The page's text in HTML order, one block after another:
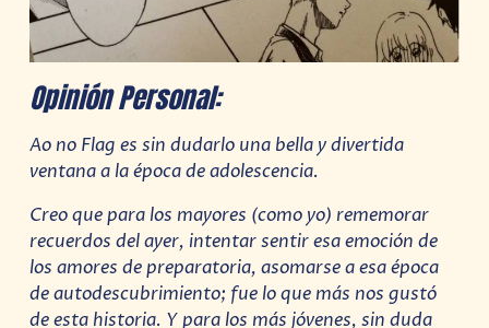
Opinión Personal:
Ao no Flag es sin dudarlo una bella y divertida
ventana a la época de adolescencia.
Creo que para los mayores (como yo) rememorar
recuerdos del ayer, intentar sentir esa emoción de
los amores de preparatoria, asomarse a esa época
de autodescubrimiento; fue lo que más nos gustó
de esta historia. Y para los más jóvenes, sin duda